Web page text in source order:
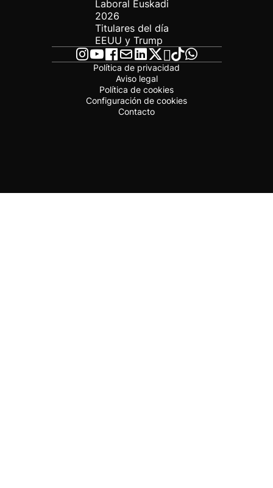
Laboral Euskadi
2026
Titulares del día
EEUU y Trump
Política de privacidad
Aviso legal
Política de cookies
Configuración de cookies
Contacto